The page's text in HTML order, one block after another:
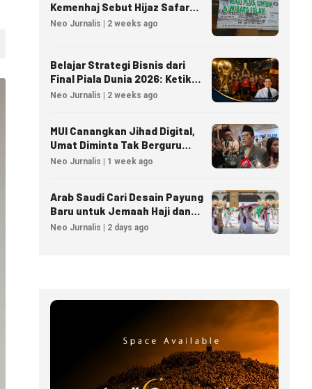
Kemenhaj Sebut Hijaz Safar
Tidak Masuk Daftar Resmi
Neo Jurnalis | 2 weeks ago
Belajar Strategi Bisnis dari
Final Piala Dunia 2026: Ketika
Taktik Sepak Bola Menjadi
Neo Jurnalis | 2 weeks ago
MUI Canangkan Jihad Digital,
Umat Diminta Tak Berguru
Agama Lewat AI
Neo Jurnalis | 1 week ago
Arab Saudi Cari Desain Payung
Baru untuk Jemaah Haji dan
Umrah
Neo Jurnalis | 2 days ago